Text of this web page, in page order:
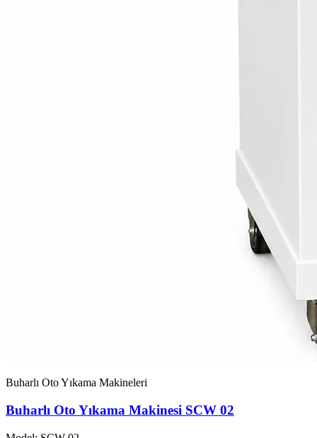
Buharlı Oto Yıkama Makineleri
Buharlı Oto Yıkama Makinesi SCW 02